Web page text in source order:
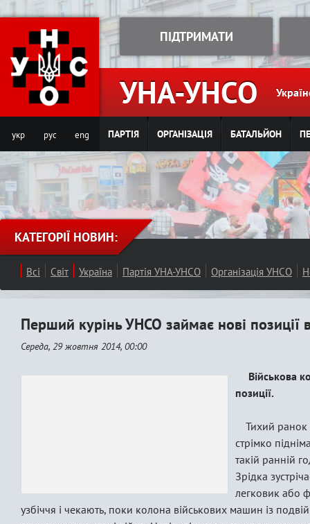
Jump to navigation
УНА-УНСО
ПІДТРИМАТИ
укр рус eng ПАРТІЯ ОРГАНІЗАЦІЯ БАТАЛЬЙОН
КАТЕГОРІЇ НОВИН:
Всі Світ Україна Партія УНА-УНСО Організація УНСО
Перший курінь УНСО займає нові позиції
Середа, 29 жовтня 2014, 00:00
Військова
позиції.
Тихий ранок
стрімко
такій ранній
Зрідка
легковик або
узбіччя і чекають, поки колона військових машин із